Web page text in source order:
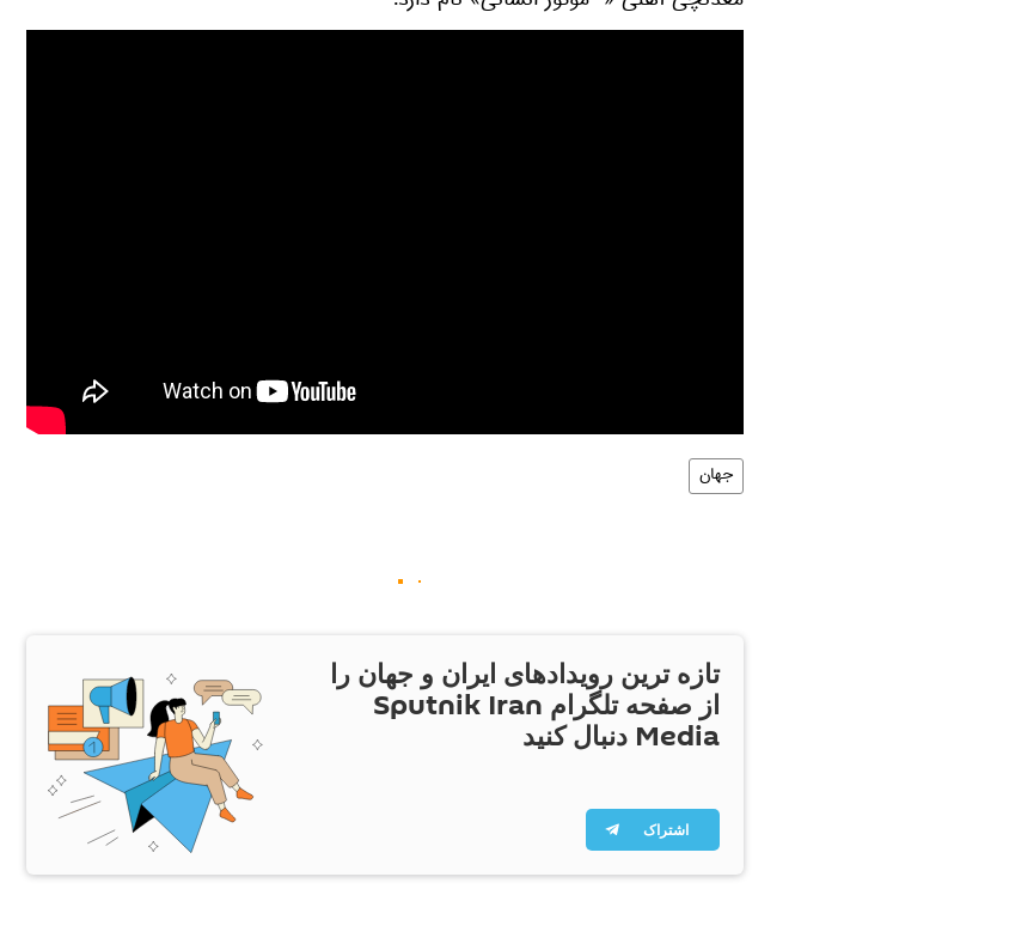
جهان
تازه ترین رویدادهای ایران و جهان را
از صفحه تلگرام Sputnik Iran
Media دنبال کنید
اشتراک